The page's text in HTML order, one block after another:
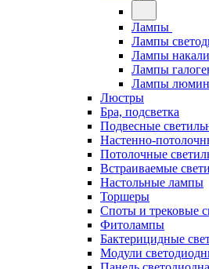
Лампы
Лампы
Лампы
Лампы
Лампы
Люстры
Бра, подсветка
Подвесные
Настенно-
Потолочные
Встраиваемые
Настольные лампы
Торшеры
Споты и трековые
Фитолампы
Бактерицидные
Модули